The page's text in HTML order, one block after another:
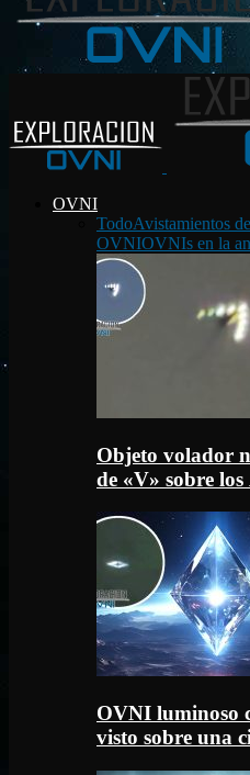
OVNI
TodoAvistamientos
OVNIOVNIs en la
Objeto volador
de «V» sobre los
OVNI luminoso
visto sobre una